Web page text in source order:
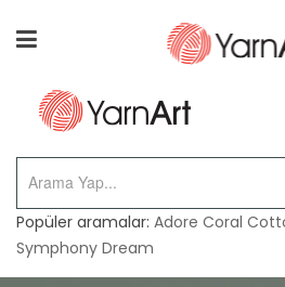
Popüler aramalar: Adore Coral
Symphony Dream